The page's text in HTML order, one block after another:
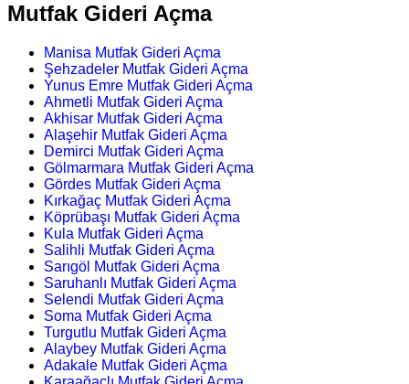
Mutfak Gideri Açma
Manisa Mutfak Gideri Açma
Şehzadeler Mutfak Gideri Açma
Yunus Emre Mutfak Gideri Açma
Ahmetli Mutfak Gideri Açma
Akhisar Mutfak Gideri Açma
Alaşehir Mutfak Gideri Açma
Demirci Mutfak Gideri Açma
Gölmarmara Mutfak Gideri Açma
Gördes Mutfak Gideri Açma
Kırkağaç Mutfak Gideri Açma
Köprübaşı Mutfak Gideri Açma
Kula Mutfak Gideri Açma
Salihli Mutfak Gideri Açma
Sarıgöl Mutfak Gideri Açma
Saruhanlı Mutfak Gideri Açma
Selendi Mutfak Gideri Açma
Soma Mutfak Gideri Açma
Turgutlu Mutfak Gideri Açma
Alaybey Mutfak Gideri Açma
Adakale Mutfak Gideri Açma